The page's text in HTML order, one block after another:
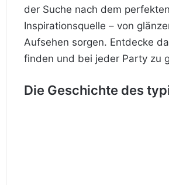
der Suche nach dem
Inspirationsquelle – von
Aufsehen sorgen. Entdecke
finden und bei jeder Party zu
Die Geschichte des